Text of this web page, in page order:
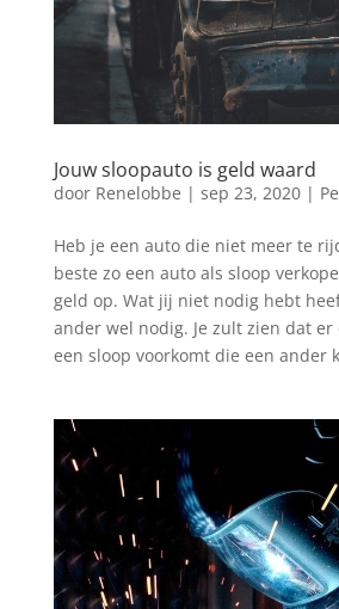
Jouw sloopauto is geld waard
door Renelobbe | sep 23, 2020|
Heb je een auto die niet meer te
beste zo een auto als sloop
geld op. Wat jij niet nodig hebt
ander wel nodig. Je zult zien dat
een sloop voorkomt die een ander